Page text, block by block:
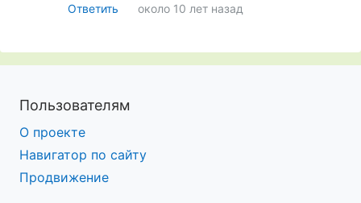
Ответить около 10 лет назад
Пользователям
О проекте
Навигатор по сайту
Продвижение